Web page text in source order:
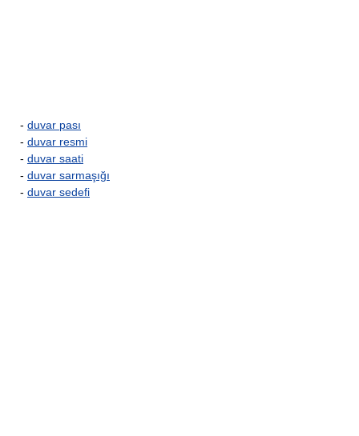
- duvar pası
- duvar resmi
- duvar saati
- duvar sarmaşığı
- duvar sedefi